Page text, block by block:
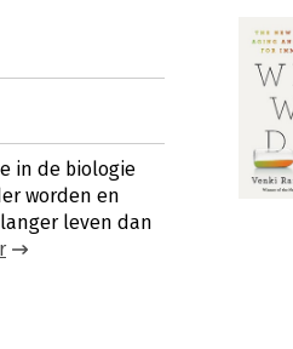
in de biologie
worden en
leven dan